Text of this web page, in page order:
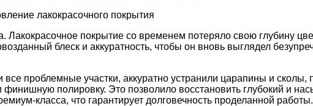
лакокрасочного покрытия
покрытие со временем потеряло свою глубину
блеск и аккуратность, чтобы он вновь выглядел
проблемные участки, аккуратно устранили царапины и
полировку. Это позволило восстановить глубокий и
класса, что гарантирует долговечность проделанной работы.